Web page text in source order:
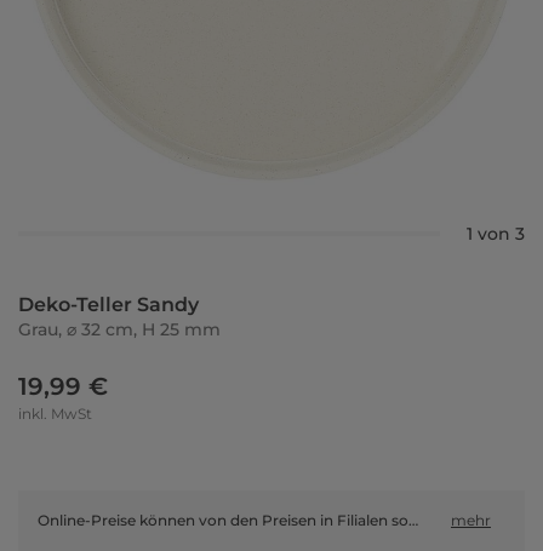
1 von 3
Deko-Teller Sandy
Grau, ⌀ 32 cm, H 25 mm
19,99 €
inkl. MwSt
Online-Preise können von den Preisen in Filialen sowie Shop-in-Shop-Flächen abweichen. mehr